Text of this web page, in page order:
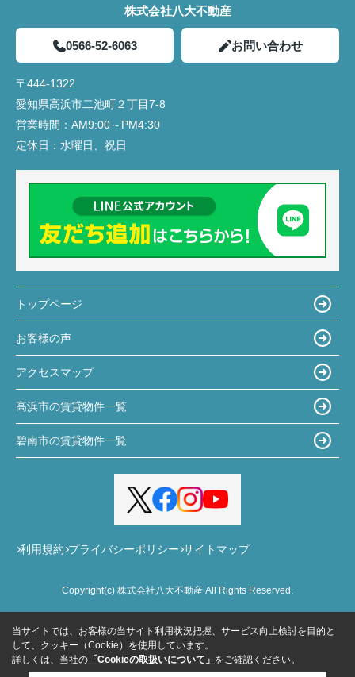
株式会社八大不動産
0566-52-6063 お問い合わせ
〒444-1322
愛知県高浜市二池町２丁目7-8
営業時間： AM9:00～PM4:30
定休日： 水曜日、祝日
トップページ
お客様の声
アクセスマップ
高浜市の賃貸物件一覧
碧南市の賃貸物件一覧
利用規約 プライバシーポリシー サイトマップ
Copyright(c) 株式会社八大不動産 All Rights Reserved.
当サイトでは、お客様の当サイト利用状況把握、サービス向上検討を目的と
して、クッキー（Cookie）を使用しています。
詳しくは、当社の 「Cookieの取扱いについて」 をご確認ください。